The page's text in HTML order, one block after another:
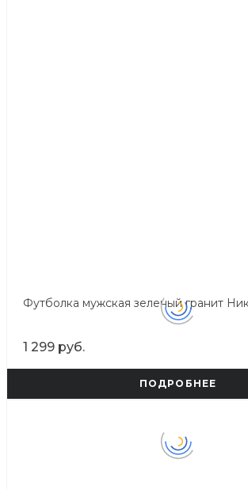
Футболка мужская зеленый гранит
1 299 руб.
ПОДРОБНЕЕ